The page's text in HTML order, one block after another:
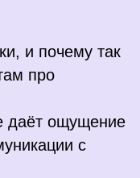
и почему так
про
даёт ощущение
с